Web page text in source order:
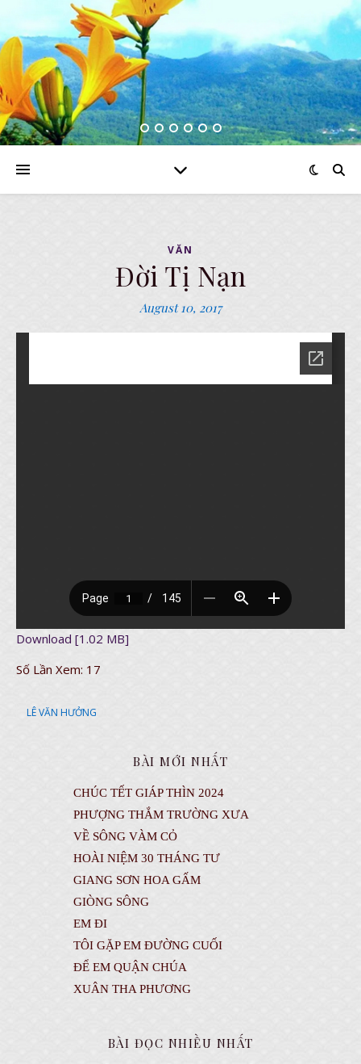
VĂN
Đời Tị Nạn
August 10, 2017
Download [1.02 MB]
Số Lần Xem: 17
LÊ VĂN HƯỞNG
BÀI MỚI NHẤT
CHÚC TẾT GIÁP THÌN 2024
PHƯỢNG THẮM TRƯỜNG XƯA
VỀ SÔNG VÀM CỎ
HOÀI NIỆM 30 THÁNG TƯ
GIANG SƠN HOA GẤM
GIÒNG SÔNG
EM ĐI
TÔI GẶP EM ĐƯỜNG CUỐI
ĐỂ EM QUẬN CHÚA
XUÂN THA PHƯƠNG
BÀI ĐỌC NHIỀU NHẤT